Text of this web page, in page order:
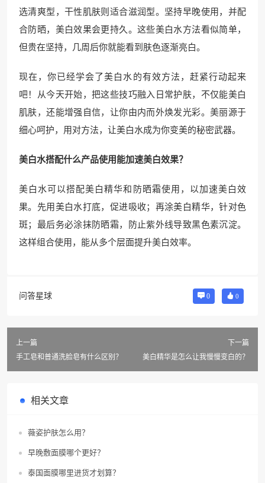
选清爽型，干性肌肤则适合滋润型。坚持早晚使用，并配
合防晒，美白效果会更持久。这些美白水方法看似简单，
但贵在坚持，几周后你就能看到肤色逐渐亮白。
现在，你已经学会了美白水的有效方法，赶紧行动起来
吧！从今天开始，把这些技巧融入日常护肤，不仅能美白
肌肤，还能增强自信，让你由内而外焕发光彩。美丽源于
细心呵护，用对方法，让美白水成为你变美的秘密武器。
美白水搭配什么产品使用能加速美白效果？
美白水可以搭配美白精华和防晒霜使用，以加速美白效
果。先用美白水打底，促进吸收；再涂美白精华，针对色
斑；最后务必涂抹防晒霜，防止紫外线导致黑色素沉淀。
这样组合使用，能从多个层面提升美白效率。
问答星球 0 0
上一篇
手工皂和普通洗脸皂有什么区别？
下一篇
美白精华是怎么让我慢慢变白的？
相关文章
薇姿护肤怎么用？
早晚敷面膜哪个更好？
泰国面膜哪里进货才划算？